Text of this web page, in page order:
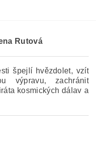
Rutová
špejlí hvězdolet, vzít
výpravu, zachránit
kosmických dálav a